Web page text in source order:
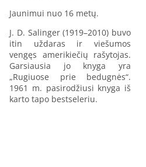
Jaunimui nuo 16 metų.
J. D. Salinger (1919–2010) buvo
itin uždaras ir viešumos
vengęs amerikiečių rašytojas.
Garsiausia jo knyga yra
„Rugiuose prie bedugnės“.
1961 m. pasirodžiusi knyga iš
karto tapo bestseleriu.